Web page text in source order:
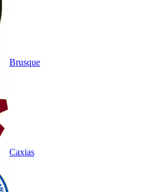
Brusque
Caxias